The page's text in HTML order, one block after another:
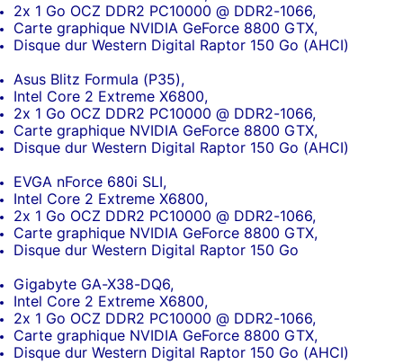
2x 1 Go OCZ DDR2 PC10000 @ DDR2-1066,
Carte graphique NVIDIA GeForce 8800 GTX,
Disque dur Western Digital Raptor 150 Go (AHCI)
Asus Blitz Formula (P35),
Intel Core 2 Extreme X6800,
2x 1 Go OCZ DDR2 PC10000 @ DDR2-1066,
Carte graphique NVIDIA GeForce 8800 GTX,
Disque dur Western Digital Raptor 150 Go (AHCI)
EVGA nForce 680i SLI,
Intel Core 2 Extreme X6800,
2x 1 Go OCZ DDR2 PC10000 @ DDR2-1066,
Carte graphique NVIDIA GeForce 8800 GTX,
Disque dur Western Digital Raptor 150 Go
Gigabyte GA-X38-DQ6,
Intel Core 2 Extreme X6800,
2x 1 Go OCZ DDR2 PC10000 @ DDR2-1066,
Carte graphique NVIDIA GeForce 8800 GTX,
Disque dur Western Digital Raptor 150 Go (AHCI)